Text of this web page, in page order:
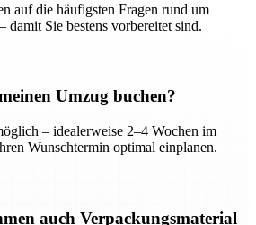
auf die häufigsten Fragen rund um
damit Sie bestens vorbereitet sind.
Umzug buchen?
– idealerweise 2–4 Wochen im
Wunschtermin optimal einplanen.
auch Verpackungsmaterial